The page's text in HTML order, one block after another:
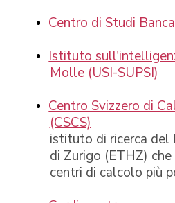
Centro di Studi
Istituto
Molle (USI-SUPSI)
Centro Svizzero di
(CSCS)
istituto di ricerca del
di Zurigo (ETHZ)
centri di calcolo più